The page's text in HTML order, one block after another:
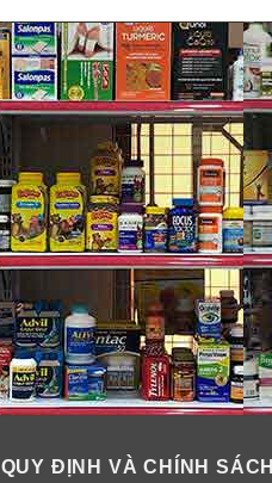
QUY ĐỊNH VÀ CHÍNH SÁCH